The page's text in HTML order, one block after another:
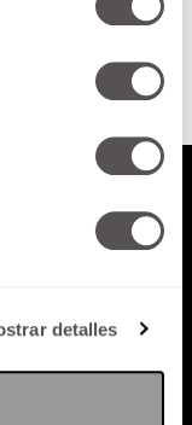
detalles
EVENTOS